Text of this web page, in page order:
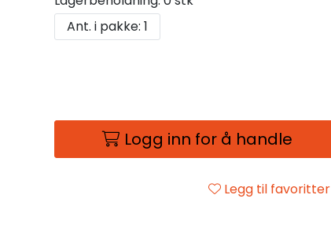
Ant. i pakke: 1
Logg inn for å handle
Legg til favoritter